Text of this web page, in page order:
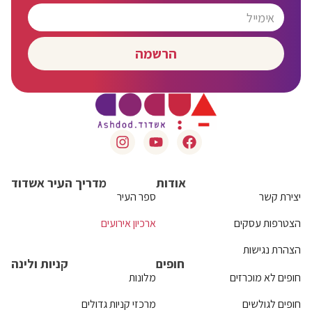
הרשמה
אודות
יצירת קשר
הצטרפות עסקים
הצהרת נגישות
מדריך העיר אשדוד
ספר העיר
ארכיון אירועים
חופים
חופים לא מוכרזים
חופים לגולשים
קניות ולינה
מלונות
מרכזי קניות גדולים